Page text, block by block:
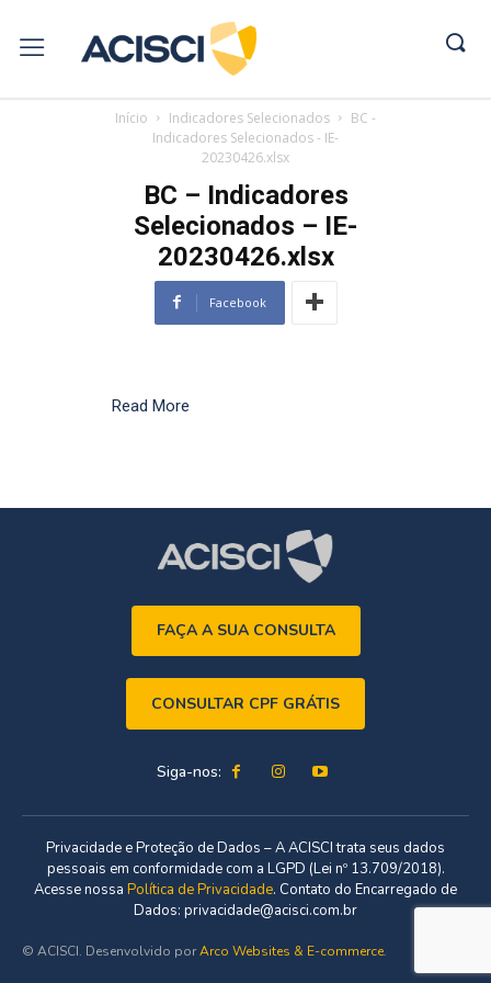
Início Indicadores Selecionados
BC -
Indicadores Selecionados - IE-
20230426.xlsx
BC – Indicadores
Selecionados – IE-
20230426.xlsx
Facebook
Read More
FAÇA A SUA CONSULTA
CONSULTAR CPF GRÁTIS
Siga-nos:
Privacidade e Proteção de Dados – A ACISCI trata seus dados
pessoais em conformidade com a LGPD (Lei nº 13.709/2018).
Acesse nossa Política de Privacidade. Contato do Encarregado de
Dados: privacidade@acisci.com.br
© ACISCI. Desenvolvido porArco Websites & E-commerce.